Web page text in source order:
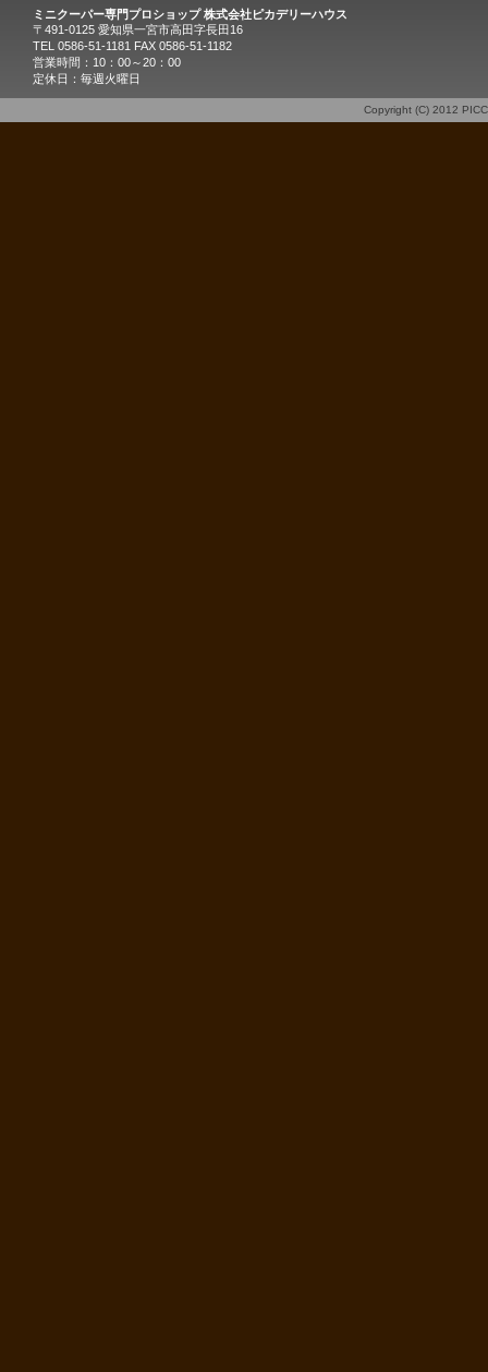
ミニクーパー専門プロショップ 株式会社ピカデリーハウス
〒491-0125 愛知県一宮市高田字長田16
TEL 0586-51-1181 FAX 0586-51-1182
営業時間：10：00～20：00
定休日：毎週火曜日
Copyright (C) 2012